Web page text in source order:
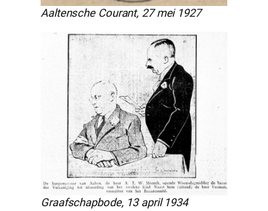
Aaltensche Courant, 27 mei 1927
Graafschapbode, 13 april 1934